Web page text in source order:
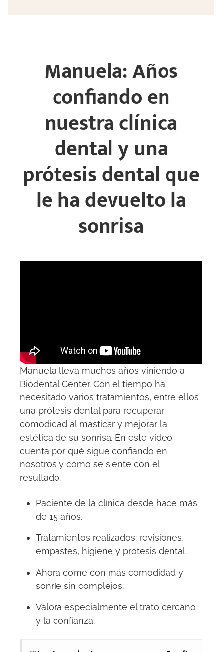
Manuela: Años
confiando en
nuestra clínica
dental y una
prótesis dental que
le ha devuelto la
sonrisa
Manuela lleva muchos años viniendo a
Biodental Center. Con el tiempo ha
necesitado varios tratamientos, entre ellos
una prótesis dental para recuperar
comodidad al masticar y mejorar la
estética de su sonrisa. En este vídeo
cuenta por qué sigue confiando en
nosotros y cómo se siente con el
resultado.
Paciente de la clínica desde hace más
de 15 años.
Tratamientos realizados: revisiones,
empastes, higiene y prótesis dental.
Ahora come con más comodidad y
sonríe sin complejos.
Valora especialmente el trato cercano
y la confianza.